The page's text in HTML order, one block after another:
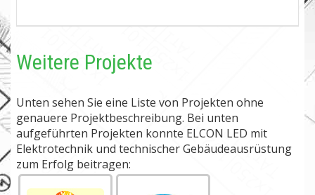
Weitere Projekte
Unten sehen Sie eine Liste von Projekten ohne
genauere Projektbeschreibung. Bei unten
aufgeführten Projekten konnte ELCON LED mit
Elektrotechnik und technischer Gebäudeausrüstung
zum Erfolg beitragen: